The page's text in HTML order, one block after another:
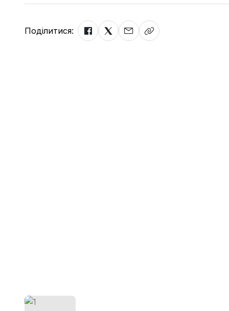
Поділитися: